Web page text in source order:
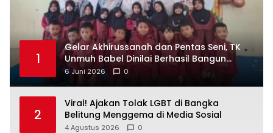
1
‎Gelar Akhirussanah dan Pentas Seni, TK
Unmuh Babel Dinilai Berhasil Bangun
6 Juni 2026 0
2
Viral! Ajakan Tolak LGBT di Bangka
Belitung Menggema di Media Sosial
4 Agustus 2026 0